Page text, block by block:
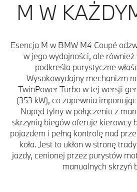
M W
Esencja M w BMW M4 Coupé
w jego wydajności, ale
podkreśla purystyczne
Wysokowydajny mechanizm
TwinPower Turbo w tej wersji
(353 kW), co zapewnia
Napęd tylny w połączeniu z
skrzynią biegów oferuje kierowcy
pojazdem i pełną kontrolę nad
koła. Jest to ukłon w stronę
jazdy, cenionej przez purystów
manualnych skrzyń